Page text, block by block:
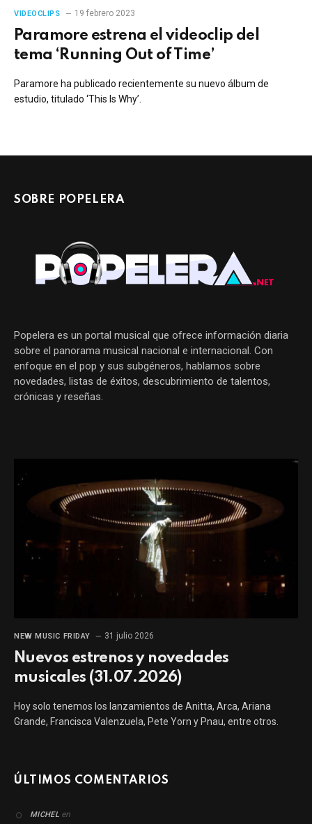
VIDEOCLIPS 19 febrero 2023
Paramore estrena el videoclip del
tema ‘Running Out of Time’
Paramore ha publicado recientemente su nuevo álbum de
estudio, titulado ‘This Is Why’.
SOBRE POPELERA
Popelera es un portal musical que ofrece información diaria
sobre el panorama musical nacional e internacional. Con
enfoque en el pop y sus subgéneros, hablamos sobre
novedades, listas de éxitos, descubrimiento de talentos,
crónicas y reseñas.
NEW MUSIC FRIDAY 31 julio 2026
Nuevos estrenos y novedades
musicales (31.07.2026)
Hoy solo tenemos los lanzamientos de Anitta, Arca, Ariana
Grande, Francisca Valenzuela, Pete Yorn y Pnau, entre otros.
ÚLTIMOS COMENTARIOS
MICHELen